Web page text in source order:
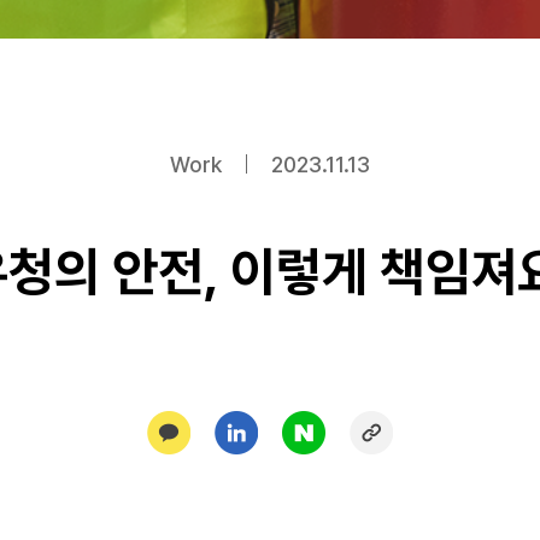
Work 2023.11.13
의 안전, 이렇게 책임져